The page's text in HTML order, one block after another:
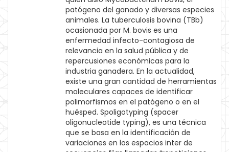
patógeno del ganado y diversas especies
animales. La tuberculosis bovina (TBb)
ocasionada por M. bovis es una
enfermedad infecto-contagiosa de
relevancia en la salud pública y de
repercusiones económicas para la
industria ganadera. En la actualidad,
existe una gran cantidad de herramientas
moleculares capaces de identificar
polimorfismos en el patógeno o en el
huésped. Spoligotyping (spacer
oligonucleotide typing), es una técnica
que se basa en la identificación de
variaciones en los espacios inter de